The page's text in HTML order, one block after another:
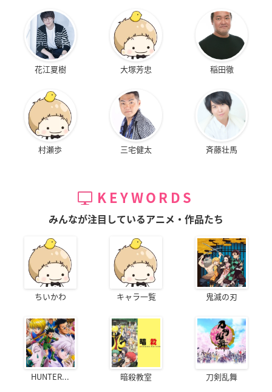
花江夏樹 大塚芳忠 稲田徹
村瀬歩 三宅健太 斉藤壮馬
KEYWORDS
みんなが注目しているアニメ・作品たち
ちいかわ キャラ一覧 鬼滅の刃
HUNTER... 暗殺教室 刀剣乱舞